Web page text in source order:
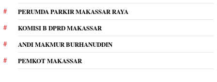
PERUMDA PARKIR MAKASSAR RAYA
KOMISI B DPRD MAKASSAR
ANDI MAKMUR BURHANUDDIN
PEMKOT MAKASSAR